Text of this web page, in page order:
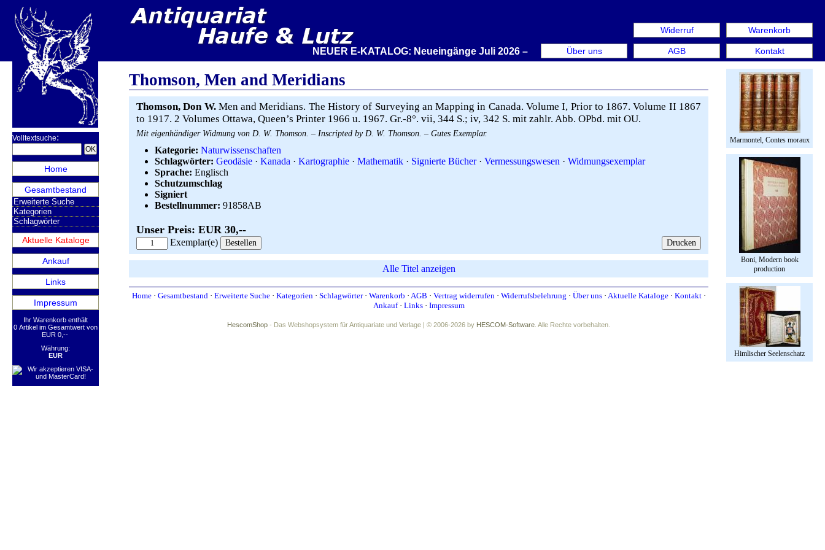
Warenkorb
Kontakt
Widerruf
AGB
Über uns
NEUER E-KATALOG: Neueingänge Juli 2026 – Wir stellen aus: Rare Book Week Berlin. Internationale
Volltextsuche:
Home
Gesamtbestand
Erweiterte Suche
Kategorien
Schlagwörter
Aktuelle Kataloge
Ankauf
Links
Impressum
Ihr Warenkorb enthält
0 Artikel im Gesamtwert von
EUR 0,--
Währung:
EUR
Marmontel, Contes moraux
Boni, Modern book
production
Himlischer Seelenschatz
Thomson, Men and Meridians
Thomson, Don W.Men and Meridians. The History of Surveying an Mapping in Canada. Volume I, Prior to 1867. Volume II 1867
to 1917. 2 Volumes Ottawa, Queen’s Printer 1966 u. 1967. Gr.-8°. vii, 344 S.; iv, 342 S. mit zahlr. Abb. OPbd. mit OU.
Mit eigenhändiger Widmung von D. W. Thomson. – Inscripted by D. W. Thomson. – Gutes Exemplar.
Kategorie: Naturwissenschaften
Schlagwörter: Geodäsie · Kanada · Kartographie · Mathematik · Signierte Bücher· Vermessungswesen · Widmungsexemplar
Sprache: Englisch
Schutzumschlag
Signiert
Bestellnummer: 91858AB
Unser Preis: EUR 30,--
Exemplar(e)
Alle Titel anzeigen
Home· Gesamtbestand· Erweiterte Suche· Kategorien· Schlagwörter· Warenkorb · AGB · Vertrag widerrufen· Widerrufsbelehrung · Über uns· Aktuelle Kataloge· Kontakt·
Ankauf· Links· Impressum
HescomShop - Das Webshopsystem für Antiquariate und Verlage | © 2006-2026 by HESCOM-Software . Alle Rechte vorbehalten.